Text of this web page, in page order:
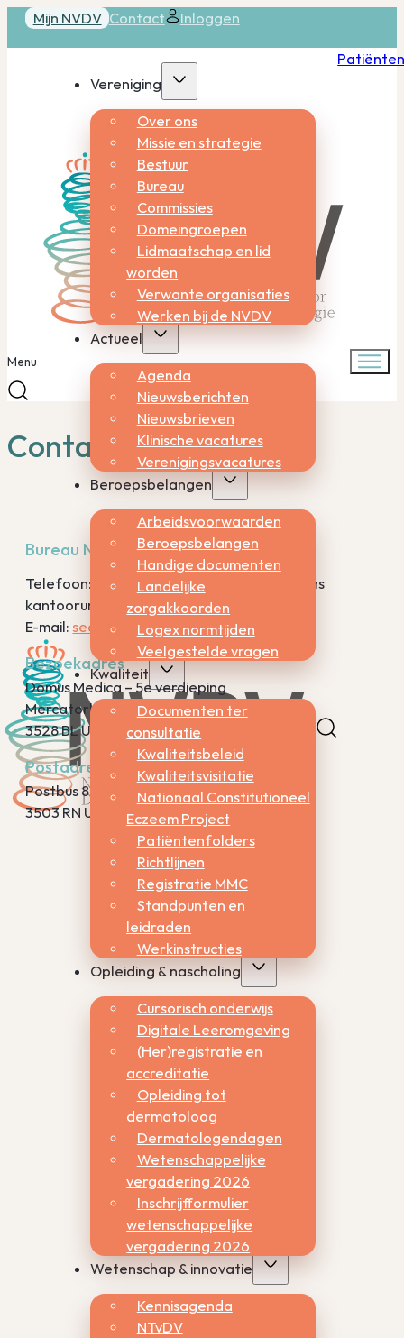
Mijn NVDV Contact Inloggen
Vereniging
Over ons
Missie en strategie
Bestuur
Bureau
Commissies
Domeingroepen
Lidmaatschap en lid
worden
Verwante organisaties
Werken bij de NVDV
Actueel
Agenda
Nieuwsberichten
Nieuwsbrieven
Klinische vacatures
Verenigingsvacatures
Beroepsbelangen
Arbeidsvoorwaarden
Beroepsbelangen
Handige documenten
Landelijke
zorgakkoorden
Logex normtijden
Veelgestelde vragen
Kwaliteit
Documenten ter
consultatie
Kwaliteitsbeleid
Kwaliteitsvisitatie
Nationaal Constitutioneel
Eczeem Project
Patiëntenfolders
Richtlijnen
Registratie MMC
Standpunten en
leidraden
Werkinstructies
Opleiding & nascholing
Cursorisch onderwijs
Digitale Leeromgeving
(Her)registratie en
accreditatie
Opleiding tot
dermatoloog
Dermatologendagen
Wetenschappelijke
vergadering 2026
Inschrijfformulier
wetenschappelijke
vergadering 2026
Wetenschap & innovatie
Kennisagenda
NTvDV
Menu
Contact
Bureau NVDV
Telefoon: 030-2006800 (bereikbaar tijdens
kantooruren)
E-mail:secretariaat@nvdv.nl
Bezoekadres
Domus Medica – 5e verdieping
Mercatorlaan 1200
3528 BL Utrecht
Postadres
Postbus 8552
3503 RN Utrecht